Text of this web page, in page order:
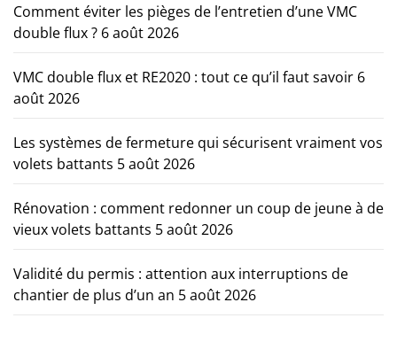
Comment éviter les pièges de l’entretien d’une VMC
double flux ? 6 août 2026
VMC double flux et RE2020 : tout ce qu’il faut savoir 6
août 2026
Les systèmes de fermeture qui sécurisent vraiment vos
volets battants 5 août 2026
Rénovation : comment redonner un coup de jeune à de
vieux volets battants 5 août 2026
Validité du permis : attention aux interruptions de
chantier de plus d’un an 5 août 2026